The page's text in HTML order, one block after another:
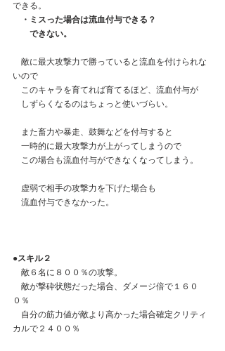
できる。
・ミスった場合は流血付与できる？
できない。
敵に最大攻撃力で勝っていると流血を付けられな
いので
このキャラを育てれば育てるほど、流血付与が
しずらくなるのはちょっと使いづらい。
また畜力や暴走、鼓舞などを付与すると
一時的に最大攻撃力が上がってしまうので
この場合も流血付与ができなくなってしまう。
虚弱で相手の攻撃力を下げた場合も
流血付与できなかった。
●スキル２
敵６名に８００％の攻撃。
敵が撃砕状態だった場合、ダメージ倍で１６０
０％
自分の筋力値が敵より高かった場合確定クリティ
カルで２４００％